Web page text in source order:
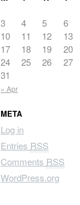
« Apr
3
4 5 6
10
11 12 13
17
18 19 20
24
25 26 27
31
META
Log in
Entries RSS
Comments RSS
WordPress.org